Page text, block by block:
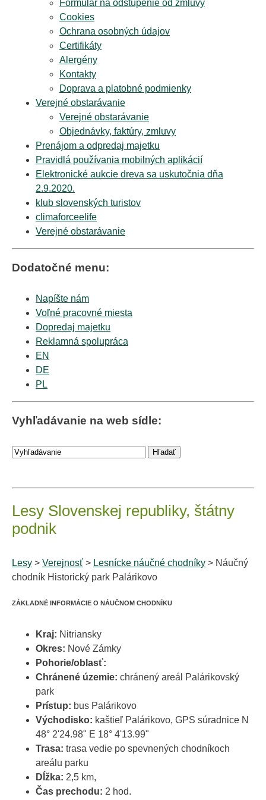
Formulár na odstúpenie od zmluvy
Cookies
Ochrana osobných údajov
Certifikáty
Alergény
Kontakty
Doprava a platobné podmienky
Verejné obstarávanie
Verejné obstarávanie
Objednávky, faktúry, zmluvy
Prenájom a odpredaj majetku
Pravidlá používania mobilných aplikácií
Elektronické aukcie dreva sa uskutočnia dňa
2.9.2020.
klub slovenských turistov
climaforceelife
Verejné obstarávanie
Dodatočné menu:
Napíšte nám
Voľné pracovné miesta
Dopredaj majetku
Reklamná spolupráca
EN
DE
PL
Vyhľadávanie na web sídle:
Lesy Slovenskej republiky, štátny
podnik
Lesy > Verejnosť > Lesnícke náučné chodníky > Náučný
chodník Historický park Palárikovo
ZÁKLADNÉ INFORMÁCIE O NÁUČNOM CHODNÍKU
Kraj: Nitriansky
Okres: Nové Zámky
Pohorie/oblasť:
Chránené územie: chránený areál Palárikovský
park
Prístup: bus Palárikovo
Východisko: kaštieľ Palárikovo, GPS súradnice N
48° 2'24.98" E 18° 4'13.99"
Trasa: trasa vedie po spevnených chodníkoch
areálu parku
Dĺžka: 2,5 km,
Čas prechodu: 2 hod.